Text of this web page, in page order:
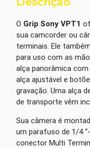
O Grip Sony VPT1
sua camcorder ou
terminais. Ele
para uso com as
alça panorâmica
alça ajustável e
gravação. Uma alça
de transporte vêm
Sua câmera é
um parafuso de 1/4
conector Multi